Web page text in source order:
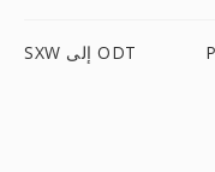
SXW إلى ODT